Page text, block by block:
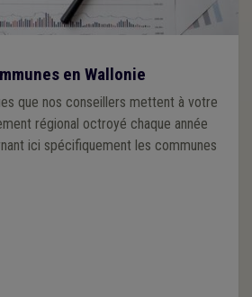
en Wallonie
que nos conseillers mettent à votre
régional octroyé chaque année
ici spécifiquement les communes